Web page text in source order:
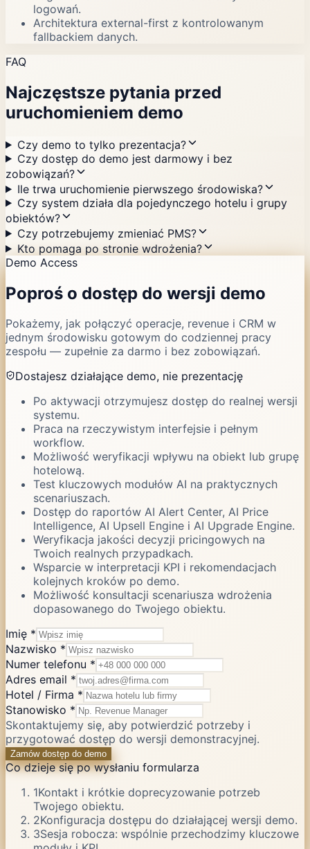
logowań.
Architektura external-first z kontrolowanym
fallbackiem danych.
FAQ
Najczęstsze pytania przed
uruchomieniem demo
Czy demo to tylko prezentacja?
Czy dostęp do demo jest darmowy i bez
zobowiązań?
Ile trwa uruchomienie pierwszego środowiska?
Czy system działa dla pojedynczego hotelu i grupy
obiektów?
Czy potrzebujemy zmieniać PMS?
Kto pomaga po stronie wdrożenia?
Demo Access
Poproś o dostęp do wersji demo
Pokażemy, jak połączyć operacje, revenue i CRM w
jednym środowisku gotowym do codziennej pracy
zespołu — zupełnie za darmo i bez zobowiązań.
Dostajesz działające demo, nie prezentację
Po aktywacji otrzymujesz dostęp do realnej wersji
systemu.
Praca na rzeczywistym interfejsie i pełnym
workflow.
Możliwość weryfikacji wpływu na obiekt lub grupę
hotelową.
Test kluczowych modułów AI na praktycznych
scenariuszach.
Dostęp do raportów AI Alert Center, AI Price
Intelligence, AI Upsell Engine i AI Upgrade Engine.
Weryfikacja jakości decyzji pricingowych na
Twoich realnych przypadkach.
Wsparcie w interpretacji KPI i rekomendacjach
kolejnych kroków po demo.
Możliwość konsultacji scenariusza wdrożenia
dopasowanego do Twojego obiektu.
Website
Imię *
Nazwisko *
Numer telefonu *
Adres email *
Hotel / Firma *
Stanowisko *
Skontaktujemy się, aby potwierdzić potrzeby i
przygotować dostęp do wersji demonstracyjnej.
Zamów dostęp do demo
Co dzieje się po wysłaniu formularza
1Kontakt i krótkie doprecyzowanie potrzeb
Twojego obiektu.
2Konfiguracja dostępu do działającej wersji demo.
3Sesja robocza: wspólnie przechodzimy kluczowe